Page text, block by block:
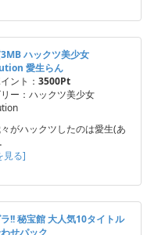
ハックツ美少女
愛生らん
ント： 3500Pt
ー：ハックツ美少女
がハックツしたのは愛生(あ
見る]
!! 秘宝館 大人気10タイトル
せパック